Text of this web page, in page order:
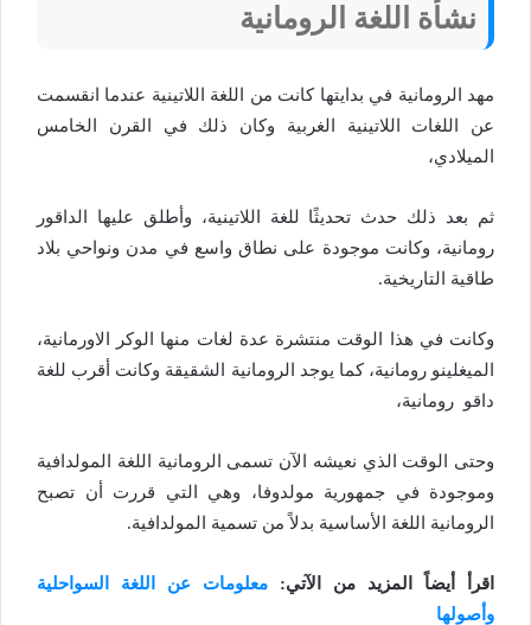
نشأة اللغة الرومانية
مهد الرومانية في بدايتها كانت من اللغة اللاتينية عندما انقسمت
عن اللغات اللاتينية الغربية وكان ذلك في القرن الخامس
الميلادي،
ثم بعد ذلك حدث تحديثًا للغة اللاتينية، وأطلق عليها الداقور
رومانية، وكانت موجودة على نطاق واسع في مدن ونواحي بلاد
طاقية التاريخية.
وكانت في هذا الوقت منتشرة عدة لغات منها الوكر الاورمانية،
الميغلينو رومانية، كما يوجد الرومانية الشقيقة وكانت أقرب للغة
داقو رومانية،
وحتى الوقت الذي نعيشه الآن تسمى الرومانية اللغة المولدافية
وموجودة في جمهورية مولدوفا، وهي التي قررت أن تصبح
الرومانية اللغة الأساسية بدلاً من تسمية المولدافية.
اقرأ أيضاً المزيد من الآتي: معلومات عن اللغة السواحلية
وأصولها